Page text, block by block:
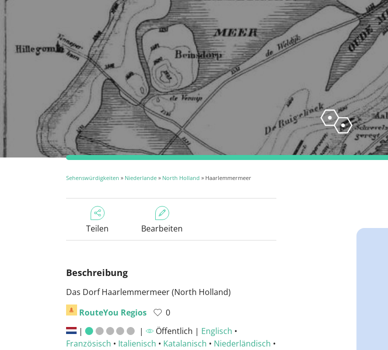
Sehenswürdigkeiten » Niederlande » North Holland » Haarlemmermeer
Teilen Bearbeiten
Beschreibung
Das Dorf Haarlemmermeer (North Holland)
RouteYou Regios
0
|
| Öffentlich | Englisch •
Französisch • Italienisch • Katalanisch • Niederländisch •